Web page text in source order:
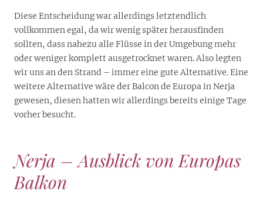
Diese Entscheidung war allerdings letztendlich
vollkommen egal, da wir wenig später herausfinden
sollten, dass nahezu alle Flüsse in der Umgebung mehr
oder weniger komplett ausgetrocknet waren. Also legten
wir uns an den Strand – immer eine gute Alternative. Eine
weitere Alternative wäre der Balcon de Europa in Nerja
gewesen, diesen hatten wir allerdings bereits einige Tage
vorher besucht.
Nerja – Ausblick von Europas
Balkon